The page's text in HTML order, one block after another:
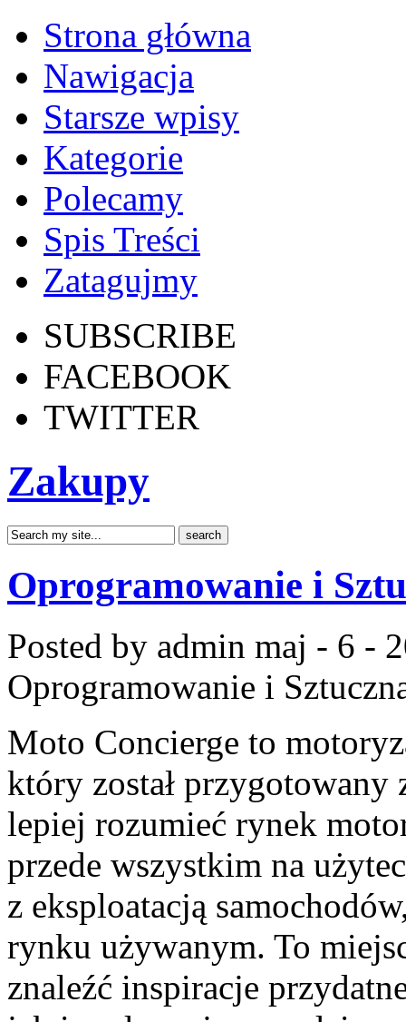
Strona główna
Nawigacja
Starsze wpisy
Kategorie
Polecamy
Spis Treści
Zatagujmy
SUBSCRIBE
FACEBOOK
TWITTER
Zakupy
Oprogramowanie i
Posted by admin maj - 6 -
Oprogramowanie i
Moto Concierge to
który został przygotowany
lepiej rozumieć rynek
przede wszystkim na
z eksploatacją
rynku używanym. To
znaleźć inspiracje